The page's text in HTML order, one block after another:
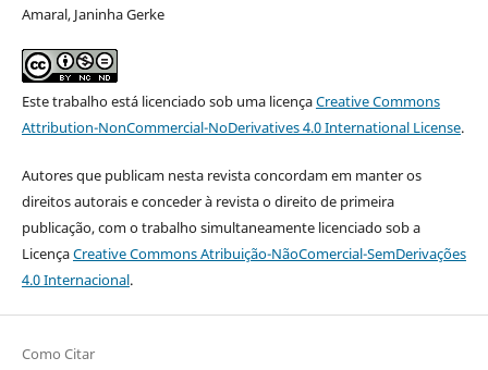
Amaral, Janinha Gerke
Este trabalho está licenciado sob uma licençaCreative Commons
Attribution-NonCommercial-NoDerivatives 4.0 International License.
Autores que publicam nesta revista concordam em manter os
direitos autorais e conceder à revista o direito de primeira
publicação, com o trabalho simultaneamente licenciado sob a
LicençaCreative Commons Atribuição-NãoComercial-SemDerivações
4.0 Internacional.
Como Citar